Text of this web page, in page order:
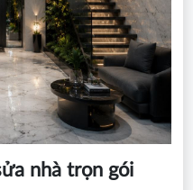
nhà trọn gói